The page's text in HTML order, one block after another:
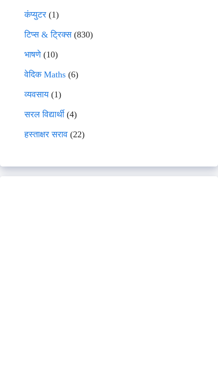
कंप्युटर (1)
टिप्स & ट्रिक्स(830)
भाषणे(10)
वेदिक Maths (6)
व्यवसाय(1)
सरल विद्यार्थी(4)
हस्ताक्षर सराव (22)